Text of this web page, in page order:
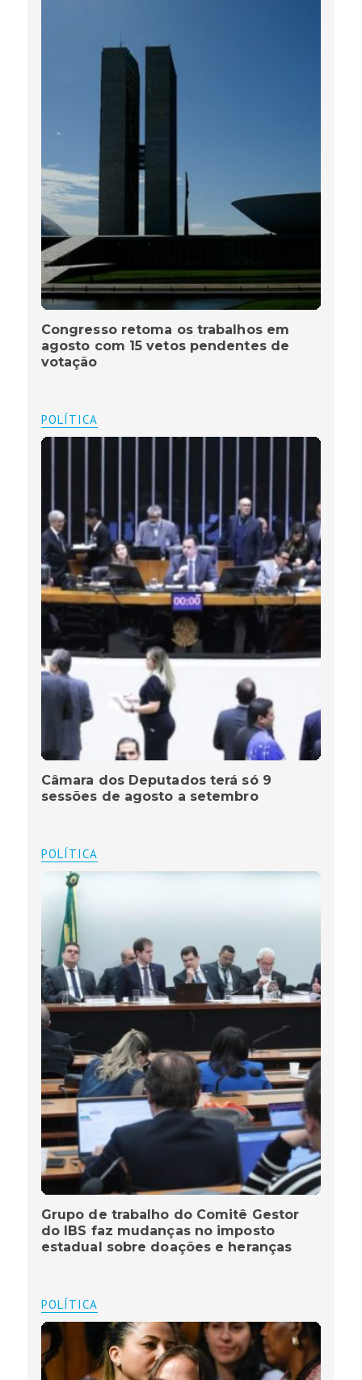
Congresso retoma os trabalhos em
agosto com 15 vetos pendentes de
votação
POLÍTICA
Câmara dos Deputados terá só 9
sessões de agosto a setembro
POLÍTICA
Grupo de trabalho do Comitê Gestor
do IBS faz mudanças no imposto
estadual sobre doações e heranças
POLÍTICA